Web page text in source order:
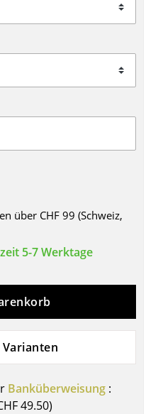
über CHF 99 (Schweiz,
5-7 Werktage
Banküberweisung :
49.50)